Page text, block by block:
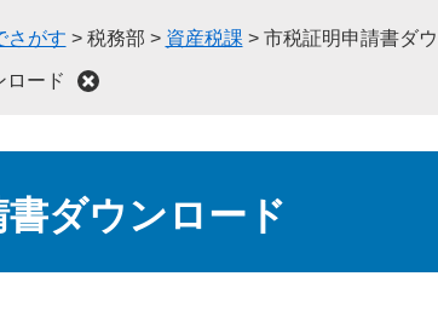
さがす > 税務部 > 資産税課 > 市税証明申請書ダ
ロード
ダウンロード